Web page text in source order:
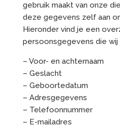
gebruik maakt van onze
deze gegevens zelf aan
Hieronder vind je een
persoonsgegevens die wij
– Voor- en achternaam
– Geslacht
– Geboortedatum
– Adresgegevens
– Telefoonnummer
– E-mailadres